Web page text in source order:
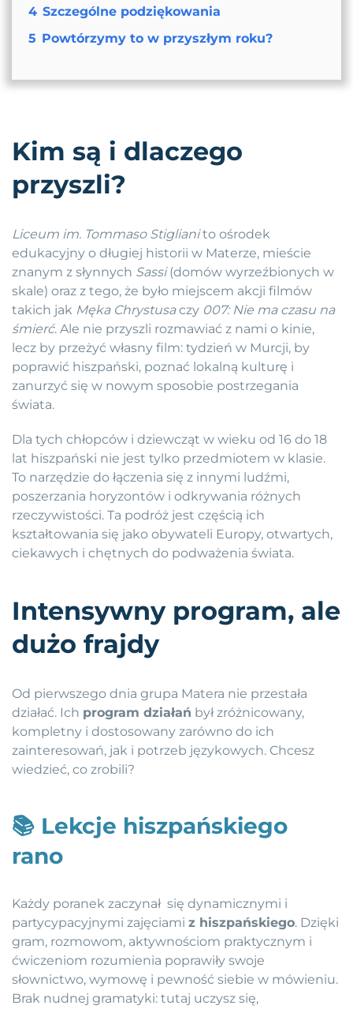
4 Szczególne podziękowania
5 Powtórzymy to w przyszłym roku?
Kim są i dlaczego
przyszli?
Liceum im. Tommaso Stiglianito ośrodek
edukacyjny o długiej historii w Materze, mieście
znanym z słynnych Sassi(domów wyrzeźbionych w
skale) oraz z tego, że było miejscem akcji filmów
takich jak Męka Chrystusaczy 007: Nie ma czasu na
śmierć. Ale nie przyszli rozmawiać z nami o kinie,
lecz by przeżyć własny film: tydzień w Murcji, by
poprawić hiszpański, poznać lokalną kulturę i
zanurzyć się w nowym sposobie postrzegania
świata.
Dla tych chłopców i dziewcząt w wieku od 16 do 18
lat hiszpański nie jest tylko przedmiotem w klasie.
To narzędzie do łączenia się z innymi ludźmi,
poszerzania horyzontów i odkrywania różnych
rzeczywistości. Ta podróż jest częścią ich
kształtowania się jako obywateli Europy, otwartych,
ciekawych i chętnych do podważenia świata.
Intensywny program, ale
dużo frajdy
Od pierwszego dnia grupa Matera nie przestała
działać. Ich program działań był zróżnicowany,
kompletny i dostosowany zarówno do ich
zainteresowań, jak i potrzeb językowych. Chcesz
wiedzieć, co zrobili?
📚 Lekcje hiszpańskiego
rano
Każdy poranek zaczynał się dynamicznymi i
partycypacyjnymi zajęciami z hiszpańskiego. Dzięki
gram, rozmowom, aktywnościom praktycznym i
ćwiczeniom rozumienia poprawiły swoje
słownictwo, wymowę i pewność siebie w mówieniu.
Brak nudnej gramatyki: tutaj uczysz się,